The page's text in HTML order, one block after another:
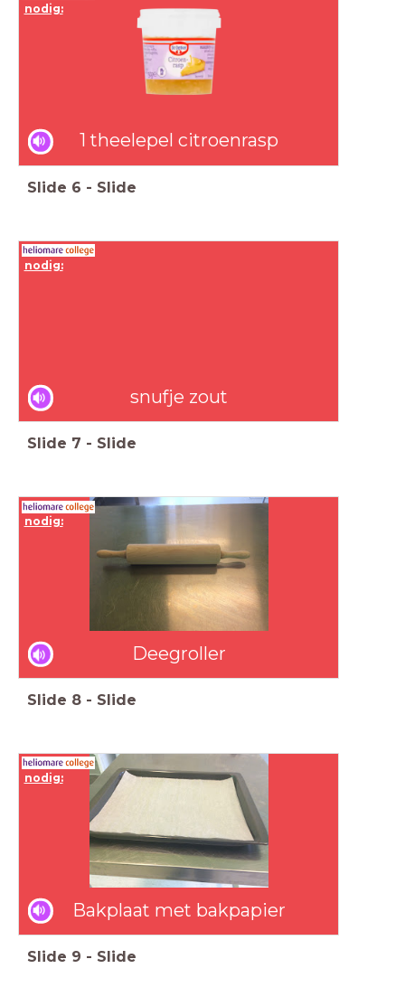
1 theelepel citroenrasp
nodig:
Slide 6 - Slide
snufje zout
nodig:
Slide 7 - Slide
Deegroller
nodig:
Slide 8 - Slide
Bakplaat met bakpapier
nodig:
Slide 9 - Slide